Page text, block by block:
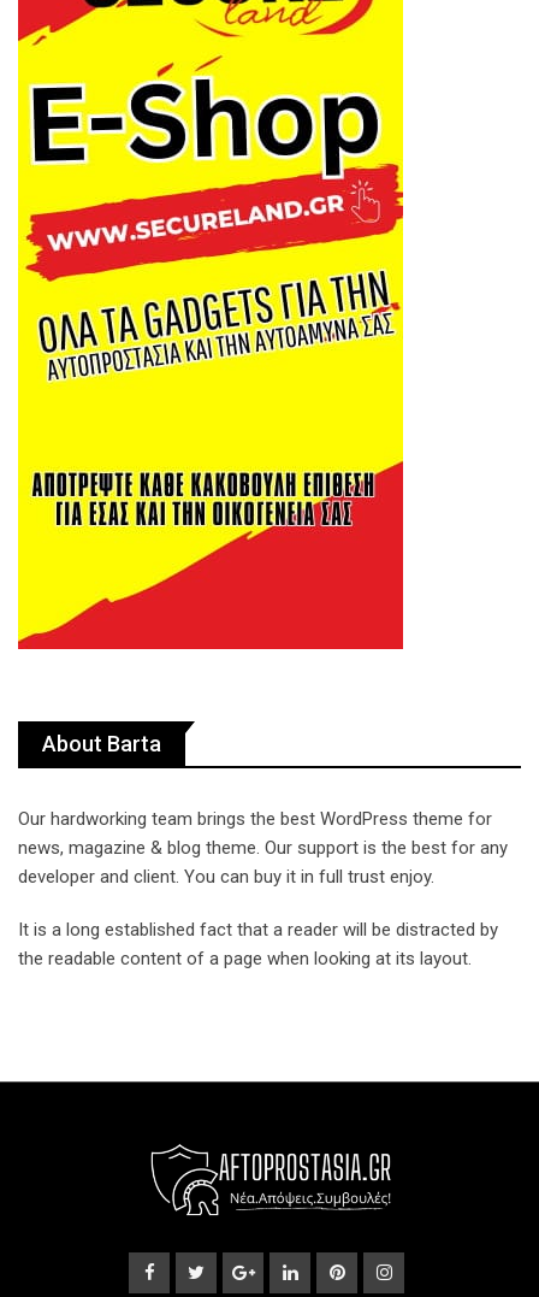
About Barta
Our hardworking team brings the best WordPress theme for
news, magazine & blog theme. Our support is the best for any
developer and client. You can buy it in full trust enjoy.
It is a long established fact that a reader will be distracted by
the readable content of a page when looking at its layout.